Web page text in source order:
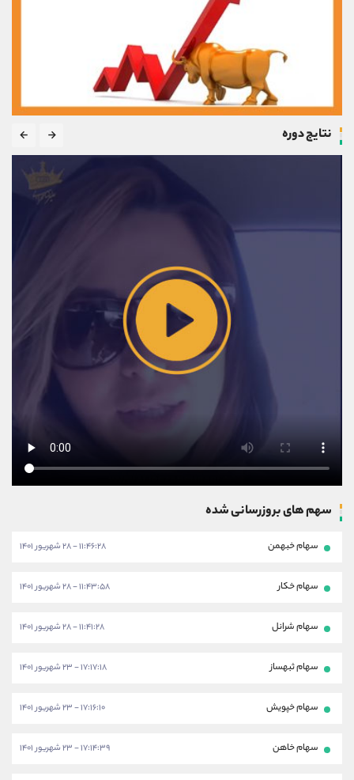
نتایج دوره
سهم های بروزرسانی شده
سهام خبهمن ۱۱:۴۶:۲۸ - ۲۸ شهریور ۱۴۰۱
سهام خکار ۱۱:۴۳:۵۸ - ۲۸ شهریور ۱۴۰۱
سهام شرانل ۱۱:۴۱:۲۸ - ۲۸ شهریور ۱۴۰۱
سهام ثبهساز ۱۷:۱۷:۱۸ - ۲۳ شهریور ۱۴۰۱
سهام خپویش ۱۷:۱۶:۱۰ - ۲۳ شهریور ۱۴۰۱
سهام خاهن ۱۷:۱۴:۳۹ - ۲۳ شهریور ۱۴۰۱